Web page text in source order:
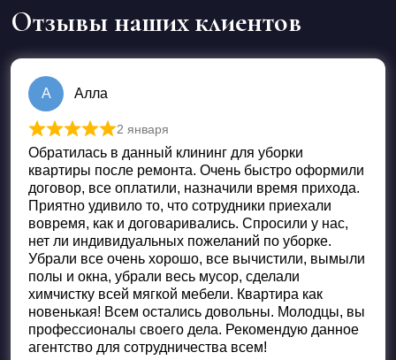
Отзывы наших клиентов
А Алла
Оценка из 5
2 января
Обратилась в данный клининг для уборки
квартиры после ремонта. Очень быстро оформили
договор, все оплатили, назначили время прихода.
Приятно удивило то, что сотрудники приехали
вовремя, как и договаривались. Спросили у нас,
нет ли индивидуальных пожеланий по уборке.
Убрали все очень хорошо, все вычистили, вымыли
полы и окна, убрали весь мусор, сделали
химчистку всей мягкой мебели. Квартира как
новенькая! Всем остались довольны. Молодцы, вы
профессионалы своего дела. Рекомендую данное
агентство для сотрудничества всем!